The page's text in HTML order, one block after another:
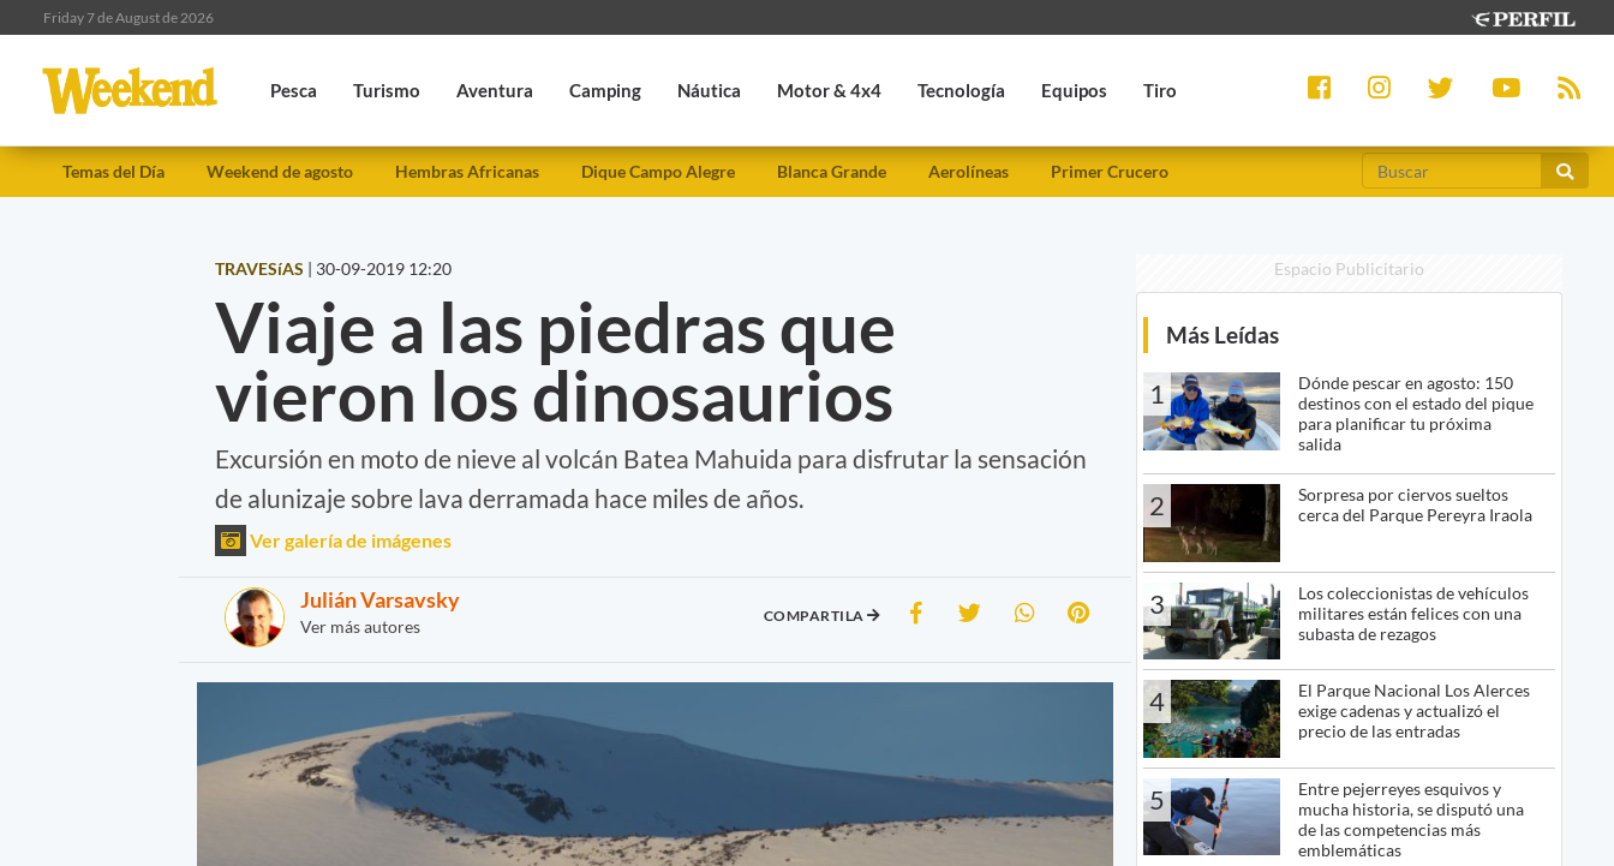
Friday 7 de August de 2026
Pesca Turismo Aventura Camping Náutica Motor & 4x4 Tecnología Equipos Tiro
Temas del Día Weekend de agosto Hembras Africanas Dique Campo Alegre Blanca Grande Aerolíneas Primer Crucero
TRAVESíAS | 30-09-2019 12:20
Viaje a las piedras que
vieron los dinosaurios
Excursión en moto de nieve al volcán Batea Mahuida para disfrutar la sensación
de alunizaje sobre lava derramada hace miles de años.
Ver galería de imágenes
Julián Varsavsky
Ver más autores
COMPARTILA
Espacio Publicitario
Más Leídas
1
Dónde pescar en agosto: 150
destinos con el estado del pique
para planificar tu próxima
salida
2
Sorpresa por ciervos sueltos
cerca del Parque Pereyra Iraola
3
Los coleccionistas de vehículos
militares están felices con una
subasta de rezagos
4
El Parque Nacional Los Alerces
exige cadenas y actualizó el
precio de las entradas
5
Entre pejerreyes esquivos y
mucha historia, se disputó una
de las competencias más
emblemáticas